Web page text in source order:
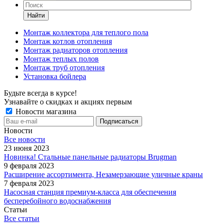
Найти
Монтаж коллектора для теплого пола
Монтаж котлов отопления
Монтаж радиаторов отопления
Монтаж теплых полов
Монтаж труб отопления
Установка бойлера
Будьте всегда в курсе!
Узнавайте о скидках и акциях первым
Новости магазина
Новости
Все новости
23 июня 2023
Новинка! Стальные панельные радиаторы Brugman
9 февраля 2023
Расширение ассортимента, Незамерзающие уличные краны
7 февраля 2023
Насосная станция премиум-класса для обеспечения
бесперебойного водоснабжения
Статьи
Все статьи